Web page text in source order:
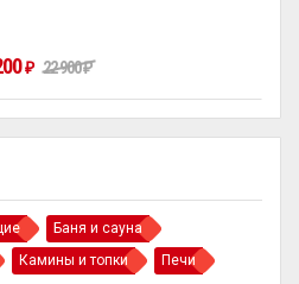
Баня и сауна
Камины и топки
Печи
₽ 22 900₽